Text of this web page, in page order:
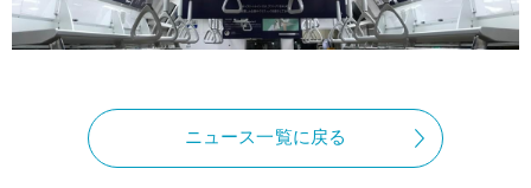
ニュース一覧に戻る